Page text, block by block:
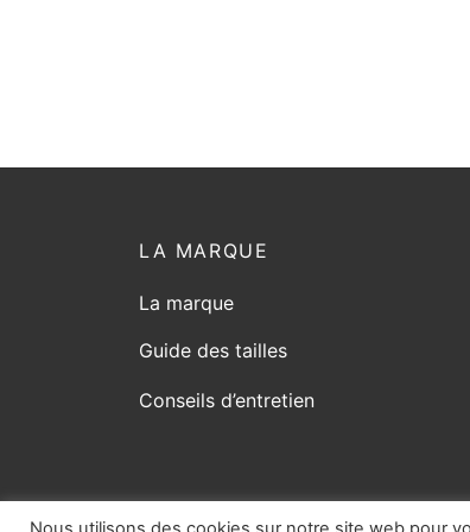
LA MARQUE
La marque
Guide des tailles
Conseils d’entretien